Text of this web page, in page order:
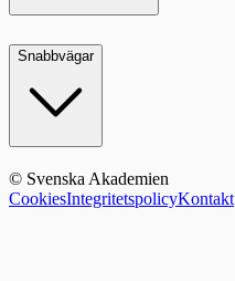
Snabbvägar
© Svenska Akademien
CookiesIntegritetspolicyKontakt